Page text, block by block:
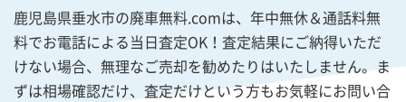
鹿児島県垂水市の廃車無料.comは、年中無休＆通話料無
料でお電話による当日査定OK！査定結果にご納得いただ
けない場合、無理なご売却を勧めたりはいたしません。ま
ずは相場確認だけ、査定だけという方もお気軽にお問い合